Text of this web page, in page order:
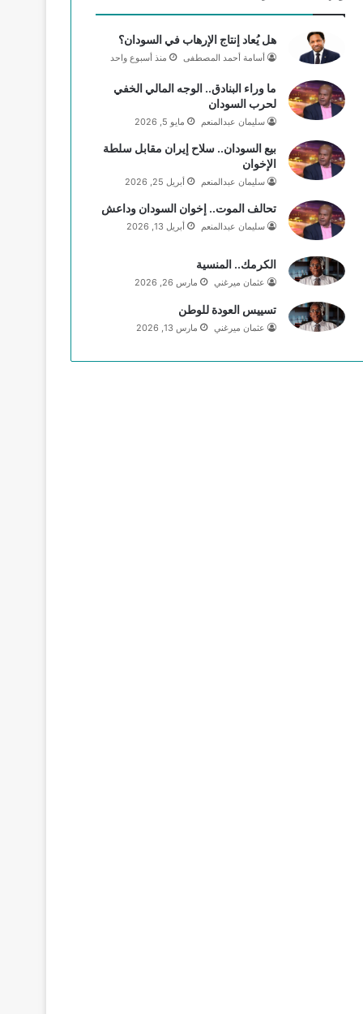
و
ك
T
u
b
e
ق
ر
ا
م
هل يُعاد إنتاج الإرهاب في السودان؟
أسامة أحمد المصطفى منذ أسبوع واحد
ما وراء البنادق.. الوجه المالي الخفي
لحرب السودان
سليمان عبدالمنعم مايو 5, 2026
بيع السودان.. سلاح إيران مقابل سلطة
الإخوان
سليمان عبدالمنعم أبريل 25, 2026
تحالف الموت.. إخوان السودان وداعش
سليمان عبدالمنعم أبريل 13, 2026
الكرمك.. المنسية
عثمان ميرغني مارس 26, 2026
تسييس العودة للوطن
عثمان ميرغني مارس 13, 2026